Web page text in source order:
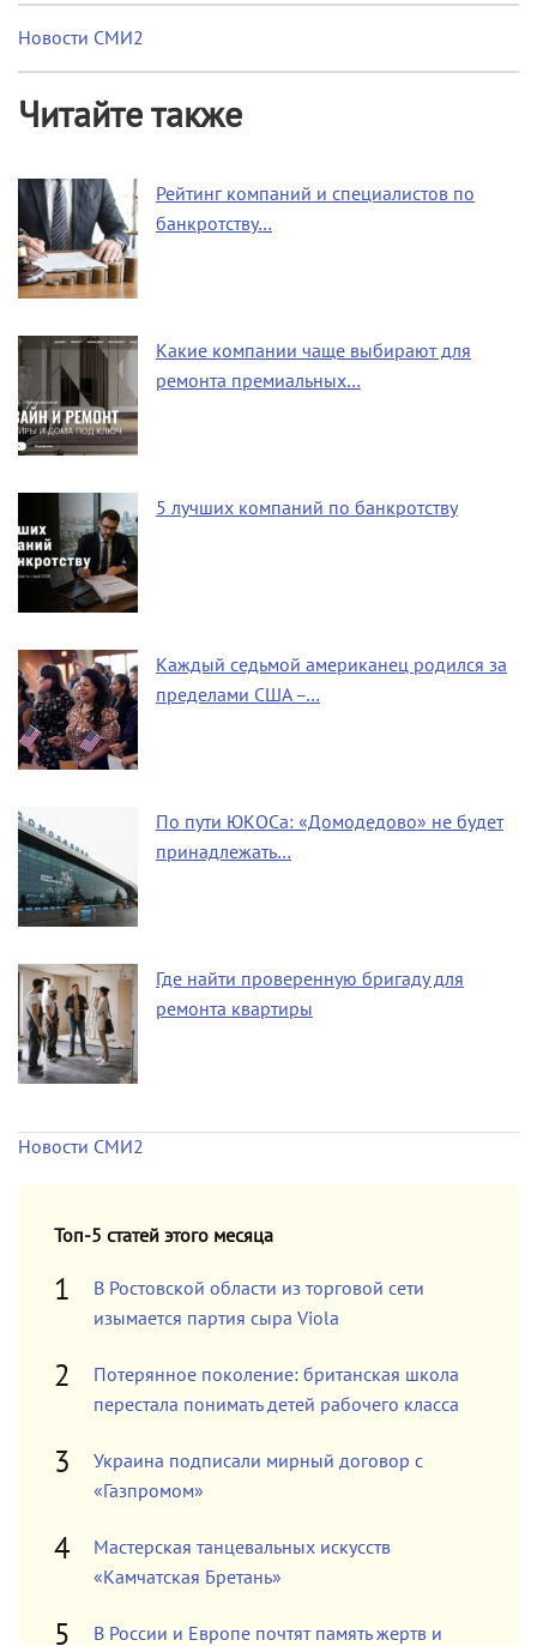
Новости СМИ2
Читайте также
Рейтинг компаний и специалистов по
банкротству…
Какие компании чаще выбирают для
ремонта премиальных…
5 лучших компаний по банкротству
Каждый седьмой американец родился за
пределами США –…
По пути ЮКОСа: «Домодедово» не будет
принадлежать…
Где найти проверенную бригаду для
ремонта квартиры
Новости СМИ2
Топ-5 статей этого месяца
В Ростовской области из торговой сети
изымается партия сыра Viola
Потерянное поколение: британская школа
перестала понимать детей рабочего класса
Украина подписали мирный договор с
«Газпромом»
Мастерская танцевальных искусств
«Камчатская Бретань»
В России и Европе почтят память жертв и